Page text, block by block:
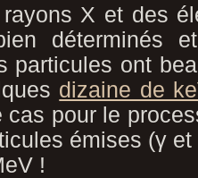
X et des
déterminés
particules ont
dizaine de
cas pour le
émises (γ
!